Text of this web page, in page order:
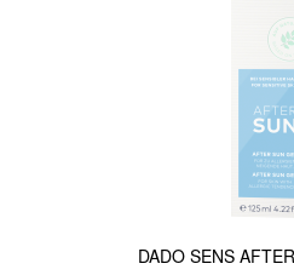
DADO SENS